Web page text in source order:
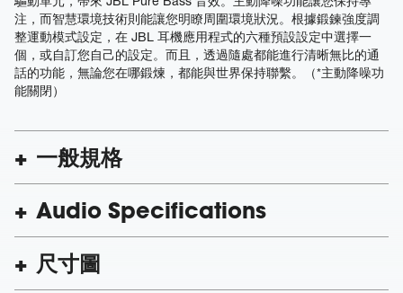
注，而智慧環境技術則能讓您明瞭周圍環境狀況。根據鍛鍊強度調
整運動模式設定，在 JBL 耳機應用程式的六種預設設定中選擇一
個，或自訂您自己的設定。而且，透過隨處都能進行清晰無比的通
話的功能，無論您在哪鍛煉，都能與世界保持聯繫。（*主動降噪功
能關閉）
一般規格
Audio Specifications
尺寸圖